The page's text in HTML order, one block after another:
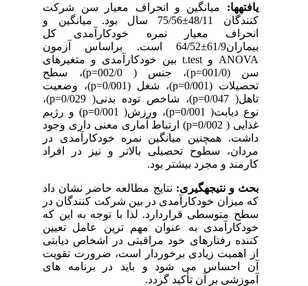
یافته­ها:میانگین و انحراف معیار سن شرکت
کنندگان 48/11±75/56 سال بود. میانگین و
انحراف معیار نمره خودکارآمدی کل
بیماران61/9±64/52 است. براساس آزمون
ANOVAوt.testبین خودکارآمدی و متغیرهای
سن (001/0=
p)، جنس ( 002/0= p)، سطح
تحصیلات (0/001=
p)، شغل (0/001= p)، وضعیت
تاهل( 0/047=
p)، شاخص توده بدنی( 0/029= p)،
نوع دیابت( 0/001=
p)، ورزش( 0/001= p) و رژیم
غذایی ( 0/002=
p) ارتباط آماری معنی داری وجود
داشت. همچنین میانگین نمره خودکارآمدی در
مردان، سطوح تحصیلی بالاتر و نیز در افراد
کارمند و مجرد بیشتر بود.
بحث و نتیجه­گیری:نتایج مطالعه حاضر نشان داد
که میزان خودکارآمدی در بین شرکت کنندگان در
سطح متوسطی قراردارد. لذا با توجه به این که
خودکارآمدی به عنوان مهم ترین عامل تعیین
کننده رفتارهای خود مراقبتی در اشخاص دیابتی
از اهمیت زیادی برخوردار است، ضرورت تقویت
آن احساس می شود و باید در برنامه های
آموزشی بر آن تأکید گردد.